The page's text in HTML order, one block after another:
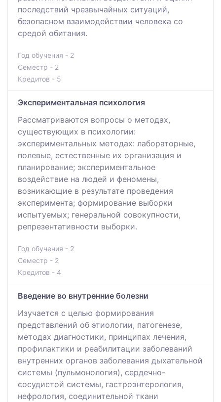
последствий чрезвычайных ситуаций,
безопасном взаимодействии человека со
средой обитания.
Год обучения - 2
Семестр - 2
Кредитов - 5
Экспериментальная психология
Рассматриваются вопросы о методах,
существующих в психологии:
экспериментальных методах: лабораторные,
полевые, естественные их организация и
планирование; экспериментальное
воздействие на людей и феномены,
возникающие в результате проведения
эксперимента; формирование выборки
испытуемых; генеральной совокупности,
репрезентативности выборки.
Год обучения - 2
Семестр - 2
Кредитов - 4
Введение во внутренние болезни
Изучается с целью формирования
представлений об этиологии, патогенезе,
методах диагностики, принципах лечения,
профилактики и реабилитации заболеваний
внутренних органов заболевания дыхательной
системы (пульмонология), сердечно-
сосудистой системы, гастроэнтерология,
нефрология, соединительной ткани